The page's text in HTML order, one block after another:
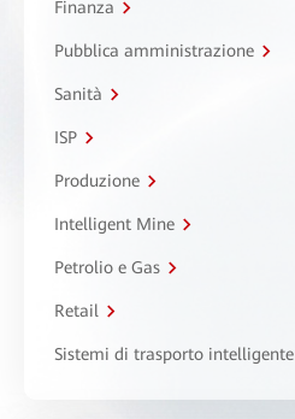
Finanza
Pubblica amministrazione
Sanità
ISP
Produzione
Intelligent Mine
Petrolio e Gas
Retail
Sistemi di trasporto intelligente